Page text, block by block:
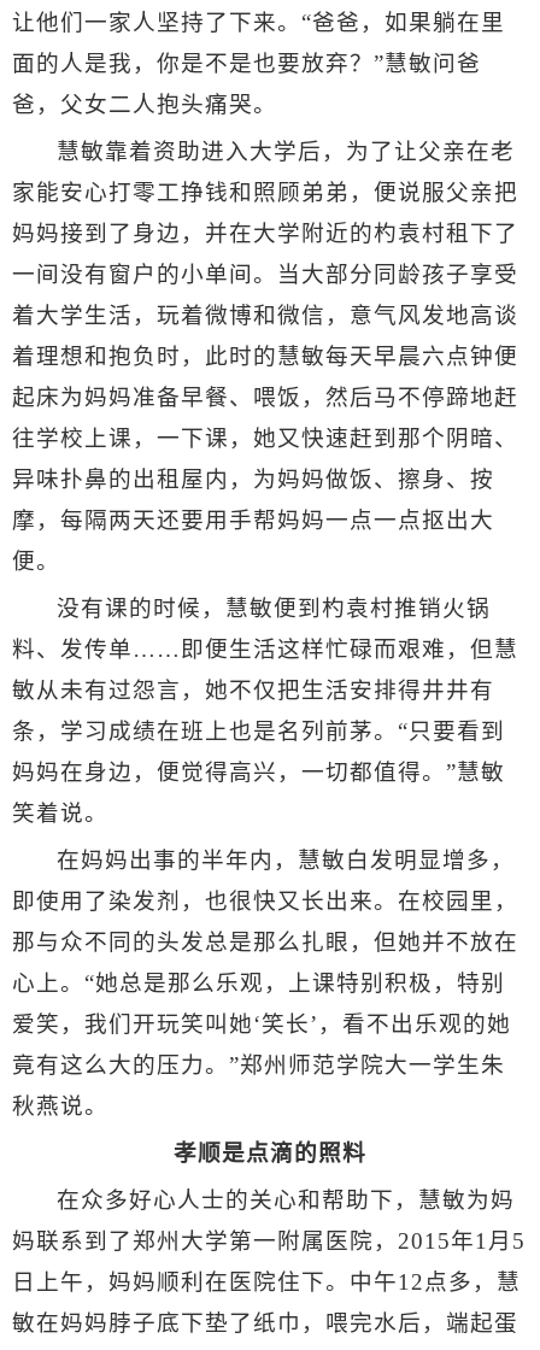
让他们一家人坚持了下来。“爸爸，如果躺在里
面的人是我，你是不是也要放弃？”慧敏问爸
爸，父女二人抱头痛哭。
慧敏靠着资助进入大学后，为了让父亲在老
家能安心打零工挣钱和照顾弟弟，便说服父亲把
妈妈接到了身边，并在大学附近的杓袁村租下了
一间没有窗户的小单间。当大部分同龄孩子享受
着大学生活，玩着微博和微信，意气风发地高谈
着理想和抱负时，此时的慧敏每天早晨六点钟便
起床为妈妈准备早餐、喂饭，然后马不停蹄地赶
往学校上课，一下课，她又快速赶到那个阴暗、
异味扑鼻的出租屋内，为妈妈做饭、擦身、按
摩，每隔两天还要用手帮妈妈一点一点抠出大
便。
没有课的时候，慧敏便到杓袁村推销火锅
料、发传单……即便生活这样忙碌而艰难，但慧
敏从未有过怨言，她不仅把生活安排得井井有
条，学习成绩在班上也是名列前茅。“只要看到
妈妈在身边，便觉得高兴，一切都值得。”慧敏
笑着说。
在妈妈出事的半年内，慧敏白发明显增多，
即使用了染发剂，也很快又长出来。在校园里，
那与众不同的头发总是那么扎眼，但她并不放在
心上。“她总是那么乐观，上课特别积极，特别
爱笑，我们开玩笑叫她‘笑长’，看不出乐观的她
竟有这么大的压力。”郑州师范学院大一学生朱
秋燕说。
孝顺是点滴的照料
在众多好心人士的关心和帮助下，慧敏为妈
妈联系到了郑州大学第一附属医院， 2015年1月 5
日上午，妈妈顺利在医院住下。中午12点多，慧
敏在妈妈脖子底下垫了纸巾，喂完水后，端起蛋